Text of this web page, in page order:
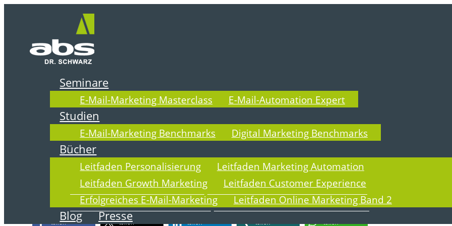
springen
Seminare
E-Mail-Marketing Masterclass E-Mail-Automation Expert
Studien
E-Mail-Marketing Benchmarks Digital Marketing Benchmarks
Bücher
Leitfaden Personalisierung
Leitfaden Marketing Automation
Leitfaden Growth Marketing
Leitfaden Customer Experience
Erfolgreiches E-Mail-Marketing
Leitfaden Online Marketing Band 2
Blog Presse
Nichts gefunden
Leider nichts gefunden. Vielleicht kann die Suche Ihnen dabei helfen, das Gewünschte
Hat Ihnen der Beitrag gefallen? Dann teilen Sie ihn doch mit anderen:
teilen teilen teilen teilen teilen